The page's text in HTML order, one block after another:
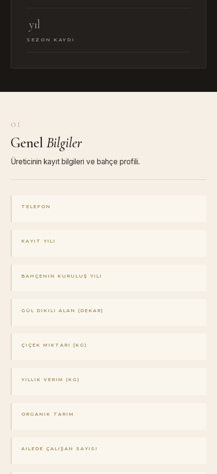
yıl
SEZON KAYDI
01
Genel Bilgiler
Üreticinin kayıt bilgileri ve bahçe profili.
TELEFON
KAYIT YILI
BAHÇENIN KURULUŞ YILI
GÜL DIKILI ALAN (DEKAR)
ÇIÇEK MIKTARI (KG)
YILLIK VERIM (KG)
ORGANIK TARIM
AILEDE ÇALIŞAN SAYISI